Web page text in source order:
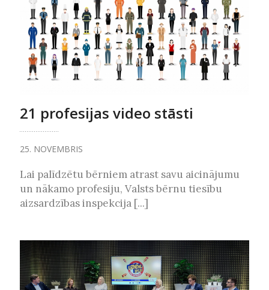
21 profesijas video stāsti
25. NOVEMBRIS
Lai palīdzētu bērniem atrast savu aicinājumu
un nākamo profesiju, Valsts bērnu tiesību
aizsardzības inspekcija [...]